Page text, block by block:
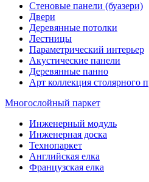
Стеновые панели (буазери)
Двери
Деревянные потолки
Лестницы
Параметрический интерьер
Акустические панели
Деревянные панно
Арт коллекция столярного
Многослойный паркет
Инженерный модуль
Инженерная доска
Технопаркет
Английская елка
Французская елка